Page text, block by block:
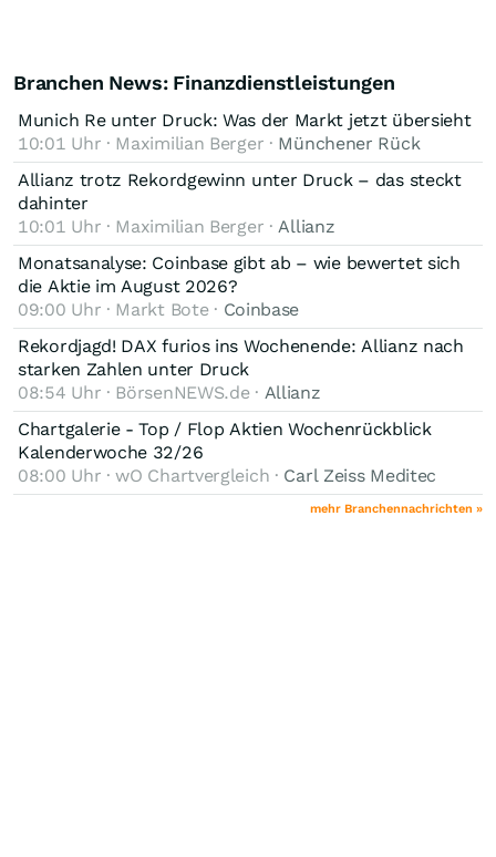
Branchen News: Finanzdienstleistungen
Munich Re unter Druck: Was der Markt jetzt übersieht
10:01 Uhr · Maximilian Berger · Münchener Rück
Allianz trotz Rekordgewinn unter Druck – das steckt
dahinter
10:01 Uhr · Maximilian Berger · Allianz
Monatsanalyse: Coinbase gibt ab – wie bewertet sich
die Aktie im August 2026?
09:00 Uhr · Markt Bote · Coinbase
Rekordjagd! DAX furios ins Wochenende: Allianz nach
starken Zahlen unter Druck
08:54 Uhr · BörsenNEWS.de · Allianz
Chartgalerie - Top / Flop Aktien Wochenrückblick
Kalenderwoche 32/26
08:00 Uhr · wO Chartvergleich · Carl Zeiss Meditec
mehr Branchennachrichten »